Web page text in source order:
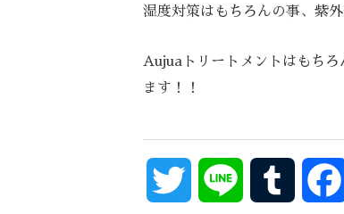
湿度対策はもちろんの事、紫
Aujuaトリートメントはもち
ます！！
Twitter Line Tumblr